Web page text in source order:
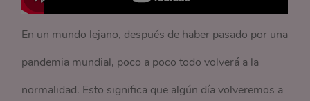
En un mundo lejano, después de haber pasado por una
pandemia mundial, poco a poco todo volverá a la
normalidad. Esto significa que algún día volveremos a